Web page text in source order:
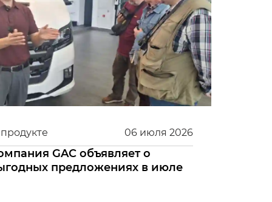
06 июля 2026
GAC объявляет о
предложениях в июле